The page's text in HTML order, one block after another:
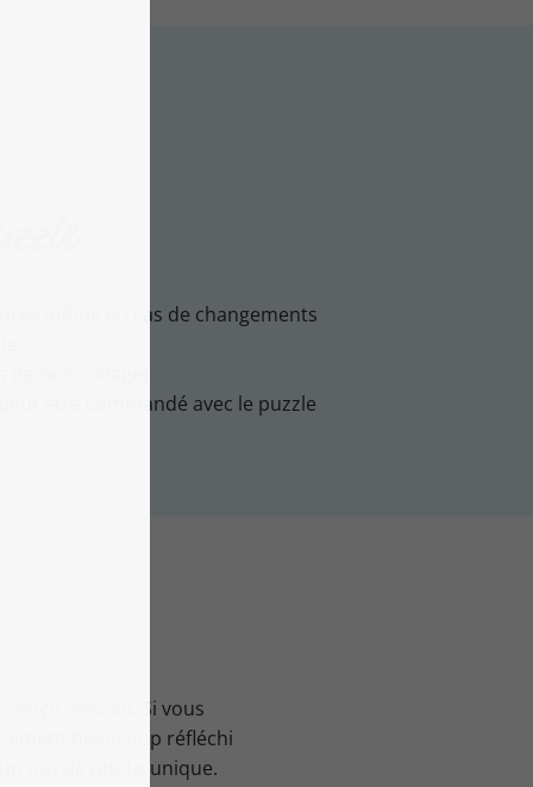
même en cas de changements
être commandé avec le puzzle
avec lui. Si vous
beaucoup réfléchi
puzzle photo unique.